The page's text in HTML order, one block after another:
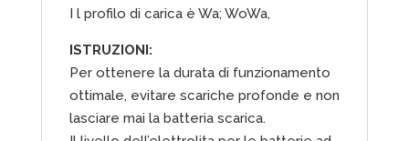
I l profilo di carica è Wa; WoWa,
ISTRUZIONI:
Per ottenere la durata di funzionamento
ottimale, evitare scariche profonde e non
lasciare mai la batteria scarica.